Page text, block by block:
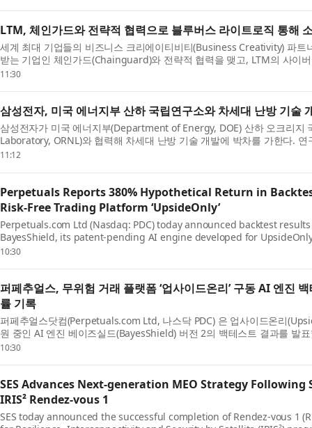
LTM, 체인가드와 전략적 협력으로 블루버스 라이트로직 통해
세계 최대 기업들의 비즈니스 크리에이티비티(Business Creativity) 파트
받는 기업인 체인가드(Chainguard)와 전략적 협력을 맺고, LTM의 사이
워크인 LTM 블루버스 라이트로직(BlueVerse™ RightLogi...
11:30
삼성전자, 미국 에너지부 산하 국립연구소와 차세대 난방 기술
삼성전자가 미국 에너지부(Department of Energy, DOE) 산하 오크리지
Laboratory, ORNL)와 협력해 차세대 난방 기술 개발에 박차를 가한다. 연
난방과 멀티 솔루션 개발(Cold Climate Vapor Compres...
11:12
Perpetuals Reports 380% Hypothetical Return in
Risk-Free Trading Platform ‘UpsideOnly’
Perpetuals.com Ltd (Nasdaq: PDC) today announced backtest
BayesShield, its patent-pending AI engine developed for
paper trading platform where users simulate trades using virtual
10:30
퍼페추얼스, 무위험 거래 플랫폼 ‘업사이드온리’ 구동 AI 엔진
률 기록
퍼페추얼스닷컴(Perpetuals.com Ltd, 나스닥 PDC) 은 업사이드온리
원 중인 AI 엔진 베이즈실드(BayesShield) 버전 2의 백테스트 결과를 발
글로벌 주식, 상품, 외환, 암호화폐 시장 전반에서 가...
10:30
SES Advances Next-generation MEO Strategy
IRIS² Rendez-vous 1
SES today announced the successful completion of Rendez-vous 1